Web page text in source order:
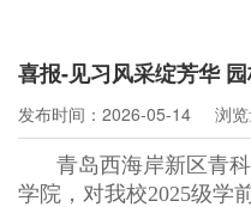
喜报-见习风采绽芳华
发布时间：2026-05-14 浏
青岛西海岸新区青
学院，对我校2025级学